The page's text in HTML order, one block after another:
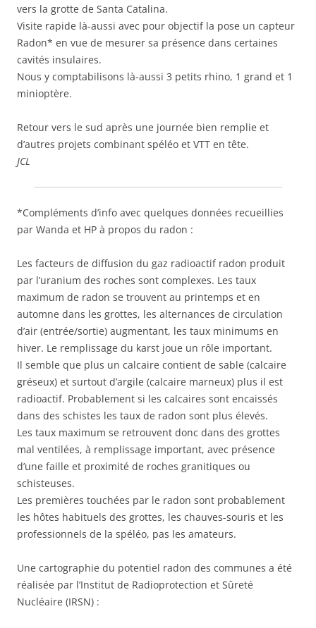
vers la grotte de Santa Catalina.
Visite rapide là-aussi avec pour objectif la pose un capteur
Radon* en vue de mesurer sa présence dans certaines
cavités insulaires.
Nous y comptabilisons là-aussi 3 petits rhino, 1 grand et 1
minioptère.
Retour vers le sud après une journée bien remplie et
d’autres projets combinant spéléo et VTT en tête.
JCL
*Compléments d’info avec quelques données recueillies
par Wanda et HP à propos du radon :
Les facteurs de diffusion du gaz radioactif radon produit
par l’uranium des roches sont complexes. Les taux
maximum de radon se trouvent au printemps et en
automne dans les grottes, les alternances de circulation
d’air (entrée/sortie) augmentant, les taux minimums en
hiver. Le remplissage du karst joue un rôle important.
Il semble que plus un calcaire contient de sable (calcaire
gréseux) et surtout d’argile (calcaire marneux) plus il est
radioactif. Probablement si les calcaires sont encaissés
dans des schistes les taux de radon sont plus élevés.
Les taux maximum se retrouvent donc dans des grottes
mal ventilées, à remplissage important, avec présence
d’une faille et proximité de roches granitiques ou
schisteuses.
Les premières touchées par le radon sont probablement
les hôtes habituels des grottes, les chauves-souris et les
professionnels de la spéléo, pas les amateurs.
Une cartographie du potentiel radon des communes a été
réalisée par l’Institut de Radioprotection et Sûreté
Nucléaire (IRSN) :